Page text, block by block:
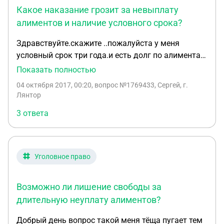
требований и на решение суда можно просто
"забить" (говоря русским языком)? Или же то, что
причин) освобождает его от любых обязанностях
по отношению к ребёнку? Заранее спасибо за
ответ!
Какое наказание грозит за невыплату
алиментов и наличие условного срока?
Здравствуйте.скажите ..пожалуйста у меня
условный срок три года.и есть долг по алиментам
в сумме 500 тыс.и вчера ГАИ остановили..пробили
прав но они у меня утеряны.ехал без прав..не на
через три дня. (Так получилось что меня
отпустили)хотя должны были забрать ..и машину
на штрафстоянку.скажите .что мне грозит..
Показать полностью
04 октября 2017, 00:20, вопрос №1769433, Сергей, г.
Лянтор
3 ответа
Уголовное право
Возможно ли лишение свободы за
длительную неуплату алиментов?
Добрый день вопрос такой меня тёща пугает тем